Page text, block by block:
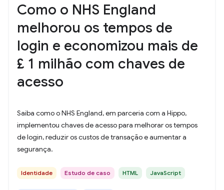
Como o NHS England
melhorou os tempos de
login e economizou mais de
£ 1 milhão com chaves de
acesso
Saiba como o NHS England, em parceria com a Hippo,
implementou chaves de acesso para melhorar os tempos
de login, reduzir os custos de transação e aumentar a
segurança.
Identidade Estudo de caso HTML JavaScript